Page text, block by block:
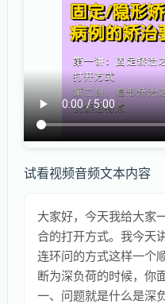
试看视频音频文本内容
大家好，今天我给大家
合的打开方式。我今天
连环问的方式这样一个
断为深负荷的时候，你
一、问题就是什么是深